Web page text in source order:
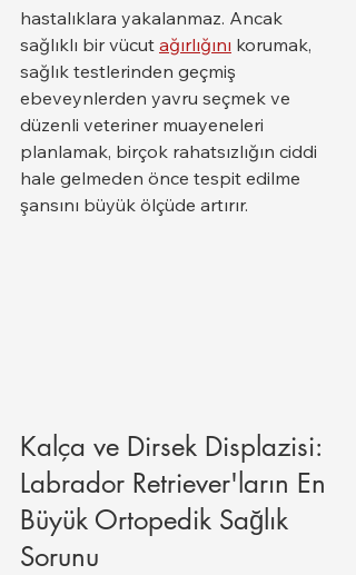
hastalıklara yakalanmaz. Ancak
sağlıklı bir vücut ağırlığını korumak,
sağlık testlerinden geçmiş
ebeveynlerden yavru seçmek ve
düzenli veteriner muayeneleri
planlamak, birçok rahatsızlığın ciddi
hale gelmeden önce tespit edilme
şansını büyük ölçüde artırır.
Kalça ve Dirsek Displazisi:
Labrador Retriever'ların En
Büyük Ortopedik Sağlık
Sorunu